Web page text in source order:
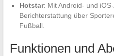
Hotstar: Mit Android- und
Berichterstattung über
Fußball.
Funktionen und